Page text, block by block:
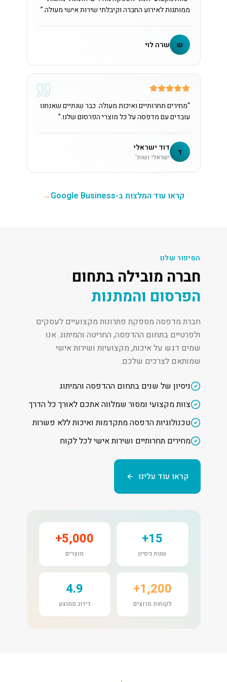
ממותגות לאירוע החברה וקיבלתי שירות אישי מעולה.”
ש שרה לוי
“מחירים תחרותיים ואיכות מעולה. כבר שנתיים שאנחנו
עובדים עם מדפסה על כל מוצרי הפרסום שלנו.”
ד דוד ישראלי
ישראלי ושות'
קראו עוד המלצות ב-Google Business →
הסיפור שלנו
חברה מובילה בתחום
הפרסום והמתנות
חברת מדפסה מספקת פתרונות מקצועיים לעסקים
ולפרטיים בתחום ההדפסה, החריטה והמיתוג. אנו
שמים דגש על איכות, מקצועיות ושירות אישי
שמותאם לצרכים שלכם.
ניסיון של שנים בתחום ההדפסה והמיתוג
צוות מקצועי ומסור שמלווה אתכם לאורך כל הדרך
טכנולוגיות הדפסה מתקדמות ואיכות ללא פשרות
מחירים תחרותיים ושירות אישי לכל לקוח
קראו עוד עלינו
15+
שנות ניסיון
5,000+
מוצרים
1,200+
לקוחות מרוצים
4.9
דירוג ממוצע